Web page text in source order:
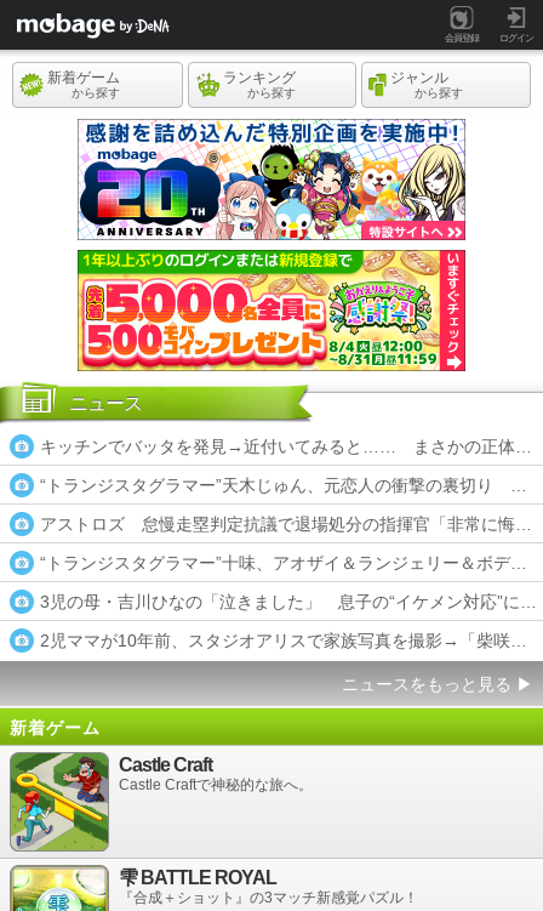
会員登録 ログイン
新着ゲーム
から探す
ランキング
から探す
ジャンル
から探す
ニュース
キッチンでバッタを発見→近付いてみると…… まさかの正体に
“トランジスタグラマー”天木じゅん、元恋人の衝撃の裏切り 不
アストロズ 怠慢走塁判定抗議で退場処分の指揮官「非常に悔し
“トランジスタグラマー”十味、アオザイ＆ランジェリー＆ボディ
3児の母・吉川ひなの「泣きました」 息子の“イケメン対応”に感
2児ママが10年前、スタジオアリスで家族写真を撮影→「柴咲
ニュースをもっと見る ▶
新着ゲーム
Castle Craft
Castle Craftで神秘的な旅へ。
雫 BATTLE ROYAL
『合成＋ショット』の3マッチ新感覚パズル！